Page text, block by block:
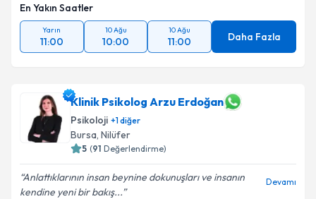
En Yakın Saatler
Yarın
11:00
10 Ağu
10:00
10 Ağu
11:00 Daha Fazla
Klinik Psikolog Arzu Erdoğan
Psikoloji +1diğer
Bursa, Nilüfer
5 (91 Değerlendirme)
Anlattıklarının insan beynine dokunuşları ve insanın
kendine yeni bir bakış...
Devamı